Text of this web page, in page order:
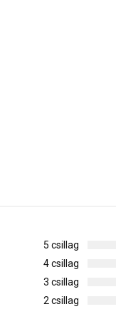
5 csillag
4 csillag
3 csillag
2 csillag